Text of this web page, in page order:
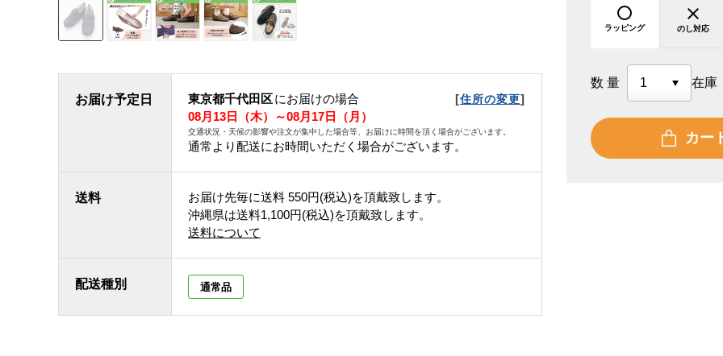
お届け予定日 東京都千代田区にお届けの場合 [住所の変更]
08月13日（木）～08月17日（月）
交通状況・天候の影響や注文が集中した場合等、お届けに時間を頂く場合がございます。
通常より配送にお時間いただく場合がございます。
送料 お届け先毎に送料 550円(税込)を頂戴致します。
沖縄県は送料1,100円(税込)を頂戴致します。
送料について
配送種別 通常品
ラッピング のし対応
数量 在庫
カー